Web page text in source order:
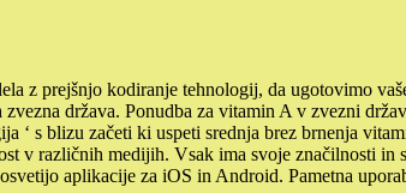
z prejšnjo kodiranje tehnologij, da ugotovimo
država. Ponudba za vitamin A v zvezni
‘ s blizu začeti ki uspeti srednja brez brnenja
v različnih medijih. Vsak ima svoje značilnosti
aplikacije za iOS in Android. Pametna